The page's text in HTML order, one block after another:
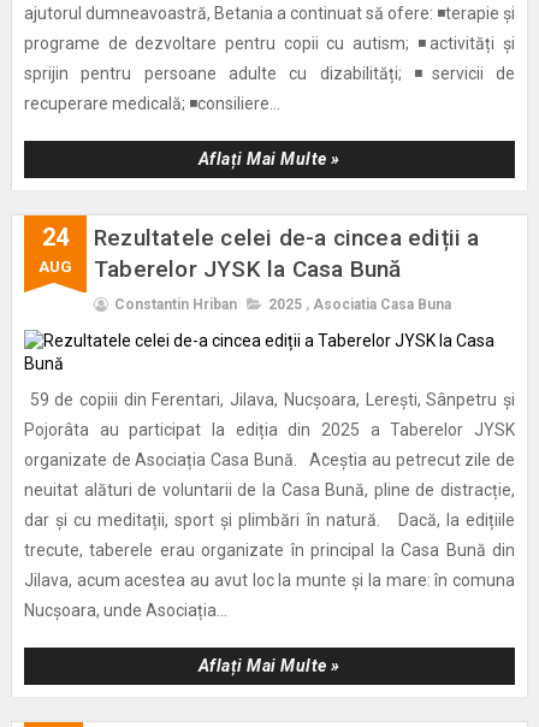
ajutorul dumneavoastră, Betania a continuat să ofere: ◾terapie și
programe de dezvoltare pentru copii cu autism; ◾activități și
sprijin pentru persoane adulte cu dizabilități; ◾servicii de
recuperare medicală; ◾consiliere...
Aflați Mai Multe »
24
AUG
Rezultatele celei de-a cincea ediții a
Taberelor JYSK la Casa Bună
Constantin Hriban 2025 , Asociatia Casa Buna
59 de copiii din Ferentari, Jilava, Nucșoara, Lerești, Sânpetru și
Pojorâta au participat la ediția din 2025 a Taberelor JYSK
organizate de Asociația Casa Bună. Aceștia au petrecut zile de
neuitat alături de voluntarii de la Casa Bună, pline de distracție,
dar și cu meditații, sport și plimbări în natură. Dacă, la edițiile
trecute, taberele erau organizate în principal la Casa Bună din
Jilava, acum acestea au avut loc la munte și la mare: în comuna
Nucșoara, unde Asociația...
Aflați Mai Multe »